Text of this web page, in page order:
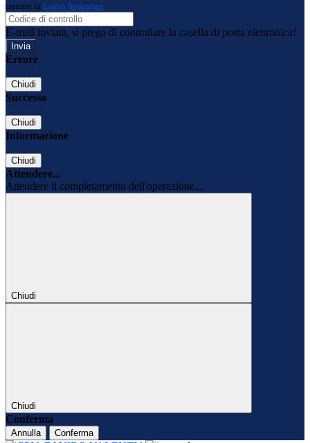
tramite la Login Spaggiari
E-mail inviata, si prega di controllare la casella di posta elettronica!
Errore
Chiudi
Successo
Chiudi
Informazione
Chiudi
Attendere...
Attendere il completamento dell'operazione...
Chiudi
Chiudi
Conferma
Annulla Conferma